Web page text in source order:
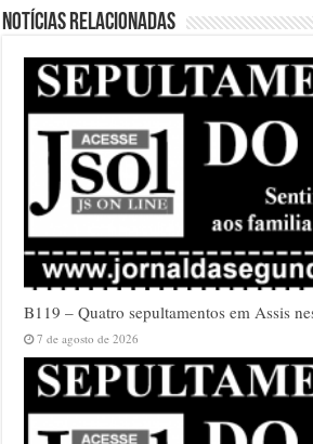
Notícias relacionadas
B119 – Quatro sepultamentos em Assis
7 de agosto de 2026